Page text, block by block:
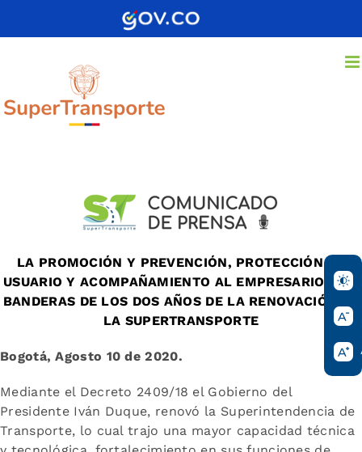
LA PROMOCIÓN Y PREVENCIÓN, PROTECCIÓN AL
USUARIO Y ACOMPAÑAMIENTO AL EMPRESARIO, LAS
BANDERAS DE LOS DOS AÑOS DE LA RENOVACIÓN DE
LA SUPERTRANSPORTE
Bogotá, Agosto 10 de 2020.
Mediante el Decreto 2409/18 el Gobierno del
Presidente Iván Duque, renovó la Superintendencia de
Transporte, lo cual trajo una mayor capacidad técnica